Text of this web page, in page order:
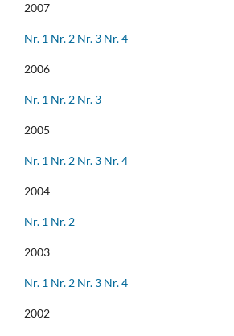
2007
Nr. 1 Nr. 2 Nr. 3 Nr. 4
2006
Nr. 1 Nr. 2 Nr. 3
2005
Nr. 1 Nr. 2 Nr. 3 Nr. 4
2004
Nr. 1 Nr. 2
2003
Nr. 1 Nr. 2 Nr. 3 Nr. 4
2002